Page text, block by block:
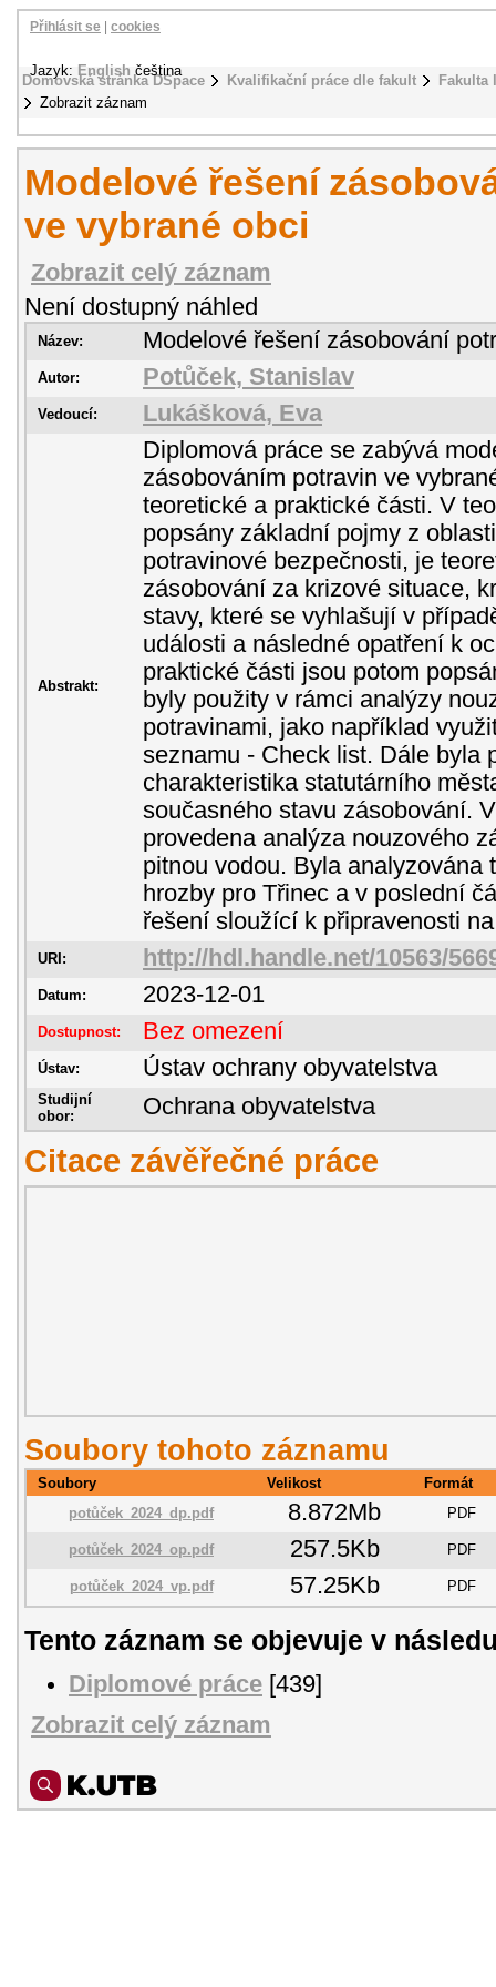
Domovská stránka DSpace Kvalifikační práce dle fakult
Zobrazit záznam
Přihlásit se cookies
Jazyk: English čeština
Modelové řešení
ve vybrané obci
Zobrazit celý záznam
Není dostupný náhled
Název: Modelové řešení zásobování
Autor: Potůček, Stanislav
Vedoucí: Lukášková, Eva
Abstrakt:
Diplomová práce se zabývá
zásobováním potravin ve
teoretické a praktické části. V
popsány základní pojmy z
potravinové bezpečnosti, je
zásobování za krizové situace,
stavy, které se vyhlašují v
události a následné opatření k
praktické části jsou potom
byly použity v rámci analýzy
potravinami, jako například
seznamu - Check list. Dále byla
charakteristika statutárního
současného stavu zásobování.
provedena analýza nouzového
pitnou vodou. Byla analyzována
hrozby pro Třinec a v poslední
řešení sloužící k připravenosti
URI: http://hdl.handle.net/10563/
Datum: 2023-12-01
Dostupnost: Bez omezení
Ústav: Ústav ochrany obyvatelstva
Studijní
obor:
Ochrana obyvatelstva
Citace závěřečné práce
Soubory tohoto záznamu
Soubory Velikost
Formát
potůček_2024_dp.pdf
8.872Mb PDF
potůček_2024_op.pdf 257.5Kb PDF
potůček_2024_vp.pdf 57.25Kb PDF
Tento záznam se objevuje v
Diplomové práce [439]
Zobrazit celý záznam